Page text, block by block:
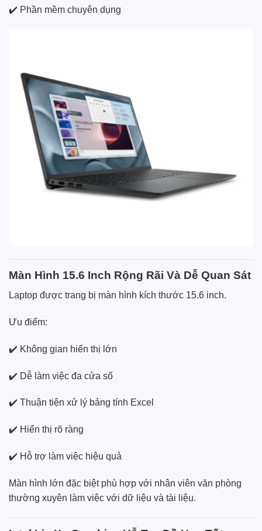
✔️ Phần mềm chuyên dụng
Màn Hình 15.6 Inch Rộng Rãi Và Dễ Quan Sát
Laptop được trang bị màn hình kích thước 15.6 inch.
Ưu điểm:
✔️ Không gian hiển thị lớn
✔️ Dễ làm việc đa cửa sổ
✔️ Thuận tiện xử lý bảng tính Excel
✔️ Hiển thị rõ ràng
✔️ Hỗ trợ làm việc hiệu quả
Màn hình lớn đặc biệt phù hợp với nhân viên văn phòng
thường xuyên làm việc với dữ liệu và tài liệu.